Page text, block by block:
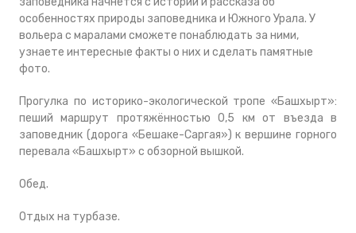
особенностях природы заповедника и Южного Урала. У
вольера с маралами сможете понаблюдать за ними,
узнаете интересные факты о них и сделать памятные
фото.
Прогулка по историко-экологической тропе «Башхырт»:
пеший маршрут протяжённостью 0,5 км от въезда в
заповедник (дорога «Бешаке-Саргая») к вершине горного
перевала «Башхырт» с обзорной вышкой.
Обед.
Отдых на турбазе.